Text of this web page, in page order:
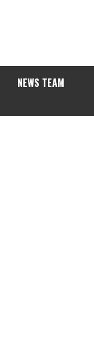
NEWS TEAM